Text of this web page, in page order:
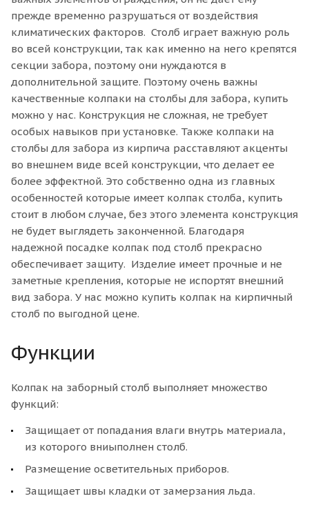
прежде временно разрушаться от воздействия
климатических факторов. Столб играет важную роль
во всей конструкции, так как именно на него крепятся
секции забора, поэтому они нуждаются в
дополнительной защите. Поэтому очень важны
качественные колпаки на столбы для забора, купить
можно у нас. Конструкция не сложная, не требует
особых навыков при установке. Также колпаки на
столбы для забора из кирпича расставляют акценты
во внешнем виде всей конструкции, что делает ее
более эффектной. Это собственно одна из главных
особенностей которые имеет колпак столба, купить
стоит в любом случае, без этого элемента конструкция
не будет выглядеть законченной. Благодаря
надежной посадке колпак под столб прекрасно
обеспечивает защиту. Изделие имеет прочные и не
заметные крепления, которые не испортят внешний
вид забора. У нас можно купить колпак на кирпичный
столб по выгодной цене.
Функции
Колпак на заборный столб выполняет множество
функций:
Защищает от попадания влаги внутрь материала,
из которого вниыполнен столб.
Размещение осветительных приборов.
Защищает швы кладки от замерзания льда.